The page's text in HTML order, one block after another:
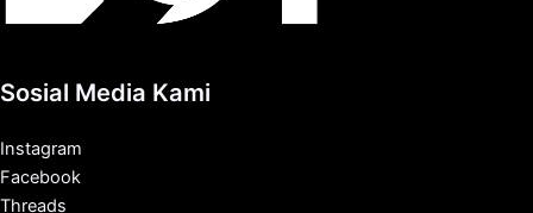
Sosial Media Kami
Instagram
Facebook
Threads